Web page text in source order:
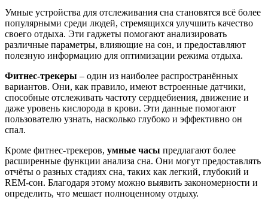
Умные устройства для отслеживания сна становятся всё более
популярными среди людей, стремящихся улучшить качество
своего отдыха. Эти гаджеты помогают анализировать
различные параметры, влияющие на сон, и предоставляют
полезную информацию для оптимизации режима отдыха.
Фитнес-трекеры – один из наиболее распространённых
вариантов. Они, как правило, имеют встроенные датчики,
способные отслеживать частоту сердцебиения, движение и
даже уровень кислорода в крови. Эти данные помогают
пользователю узнать, насколько глубоко и эффективно он
спал.
Кроме фитнес-трекеров, умные часы предлагают более
расширенные функции анализа сна. Они могут предоставлять
отчёты о разных стадиях сна, таких как легкий, глубокий и
REM-сон. Благодаря этому можно выявить закономерности и
определить, что мешает полноценному отдыху.